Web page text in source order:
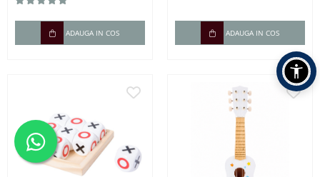
ADAUGA IN COS ADAUGA IN COS